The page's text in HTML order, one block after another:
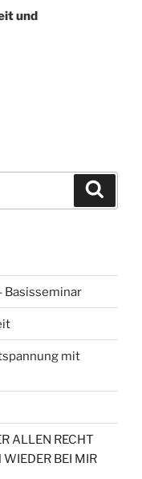
und
Basisseminar
mit
ALLEN RECHT
BEI MIR